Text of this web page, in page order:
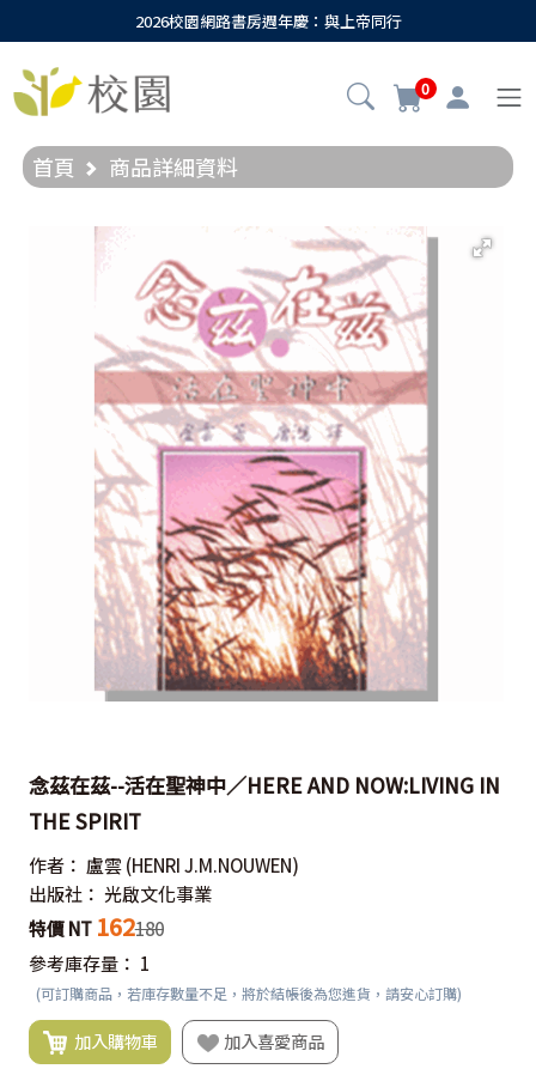
2026校園網路書房週年慶：與上帝同行
0
首頁 商品詳細資料
念茲在茲--活在聖神中／HERE AND NOW:LIVING IN
THE SPIRIT
作者： 盧雲 (HENRI J.M.NOUWEN)
出版社： 光啟文化事業
特價 NT 162180
參考庫存量： 1
(可訂購商品，若庫存數量不足，將於結帳後為您進貨，請安心訂購)
加入購物車 加入喜愛商品